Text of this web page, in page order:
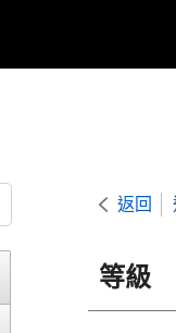
返回
等級